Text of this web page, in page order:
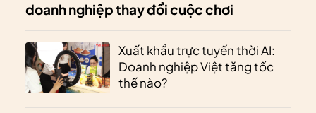
doanh nghiệp thay đổi cuộc chơi
Xuất khẩu trực tuyến thời AI:
Doanh nghiệp Việt tăng tốc
thế nào?